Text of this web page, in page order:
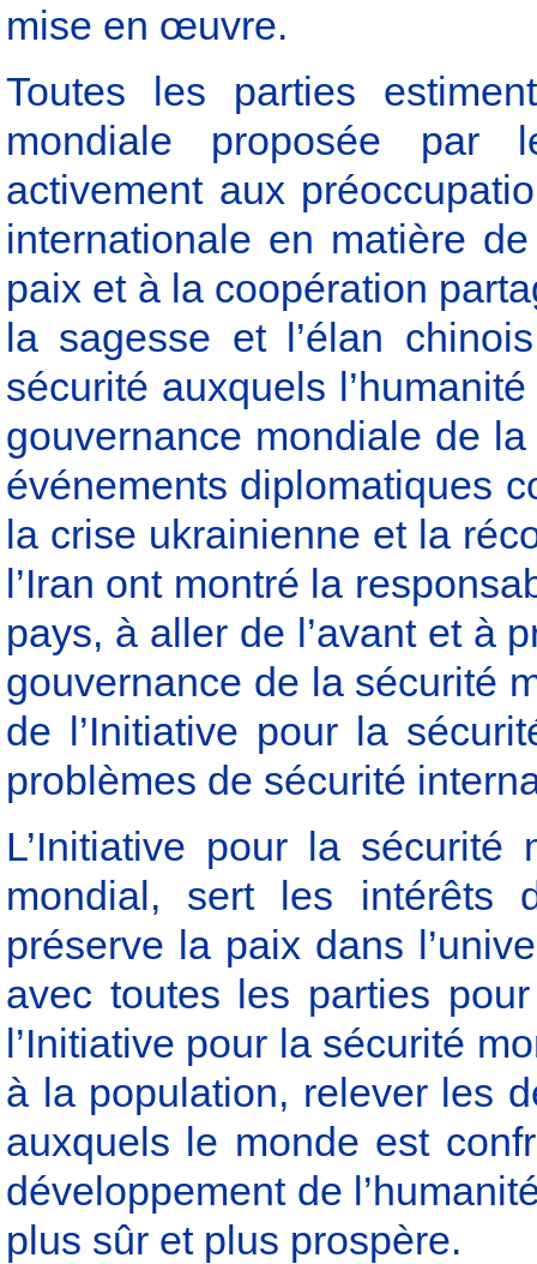
mise en œuvre.
Toutes les parties
mondiale proposée par
activement aux
internationale en matière
paix et à la coopération
la sagesse et l’élan
sécurité auxquels
gouvernance mondiale de
événements diplomatiques
la crise ukrainienne et la
l’Iran ont montré la
pays, à aller de l’avant et à
gouvernance de la sécurité
de l’Initiative pour la
problèmes de sécurité
L’Initiative pour la
mondial, sert les intérêts
préserve la paix dans
avec toutes les parties
l’Initiative pour la sécurité
à la population, relever les
auxquels le monde est
développement de
plus sûr et plus prospère.